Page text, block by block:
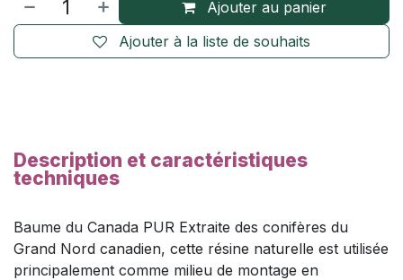
Ajouter au panier
Ajouter à la liste de souhaits
Description et caractéristiques
techniques
Baume du Canada PUR Extraite des conifères du
Grand Nord canadien, cette résine naturelle est utilisée
principalement comme milieu de montage en